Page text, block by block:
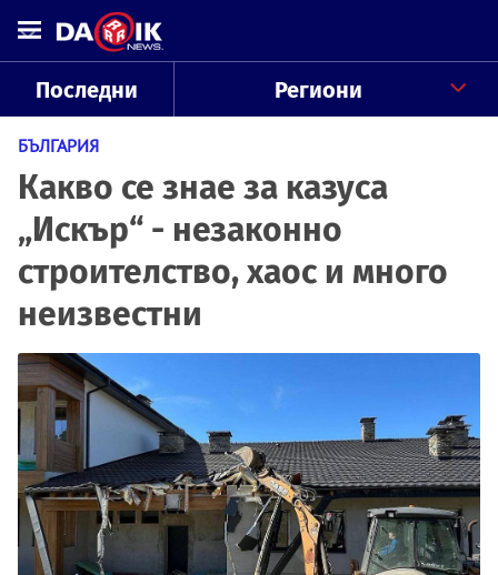
Последни Региони
БЪЛГАРИЯ
Какво се знае за казуса
„Искър“ - незаконно
строителство, хаос и много
неизвестни